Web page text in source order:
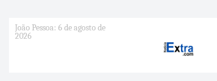
João Pessoa: 6 de agosto de
2026